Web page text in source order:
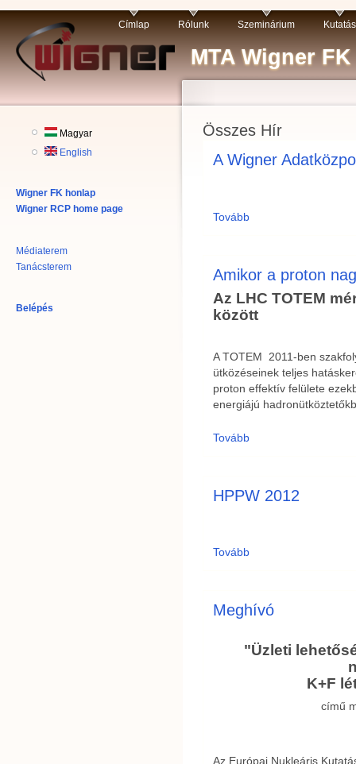
MTA Wigner
Címlap Rólunk Szeminárium Kutatás
Magyar
English
Wigner FK honlap
Wigner RCP home page
Médiaterem
Tanácsterem
Belépés
Összes Hír
A Wigner
Tovább
Amikor a proton
Az LHC TOTEM
között
A TOTEM 2011-ben
ütközéseinek teljes
proton effektív felülete
energiájú
Tovább
HPPW 2012
Tovább
Meghívó
"Üzleti
K+F
című
Az Európai Nukleáris